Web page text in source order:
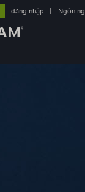
đăng nhập Ngôn